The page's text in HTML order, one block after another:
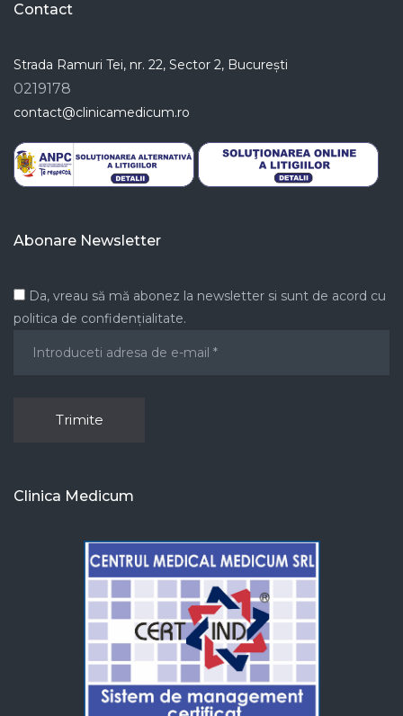
Contact
Strada Ramuri Tei, nr. 22, Sector 2, București
0219178
contact@clinicamedicum.ro
Abonare Newsletter
Da, vreau să mă abonez la newsletter si sunt de acord cu
politica de confidențialitate.
Clinica Medicum